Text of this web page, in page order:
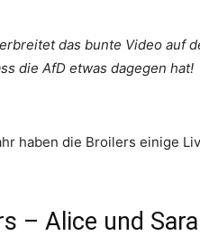
das bunte Video auf
die AfD etwas dagegen hat!
haben die Broilers einige
– Alice und